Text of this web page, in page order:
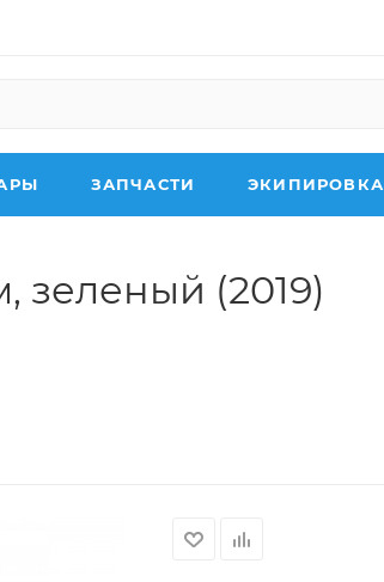
ЗАПЧАСТИ ЭКИПИРОВКА
зеленый (2019)